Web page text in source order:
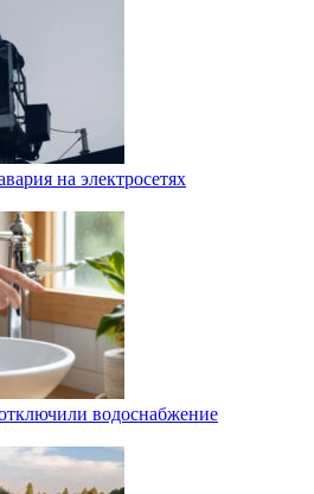
на электросетях
водоснабжение